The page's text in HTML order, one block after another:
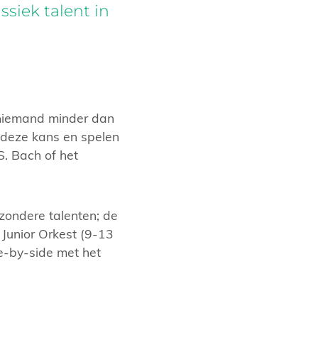
talent in
minder dan
kans en spelen
Bach of het
talenten; de
Orkest (9-13
by-side met het